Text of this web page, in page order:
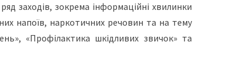
заходів, зокрема інформаційні хвилинки
напоїв, наркотичних речовин та на тему
«Профілактика шкідливих звичок» та